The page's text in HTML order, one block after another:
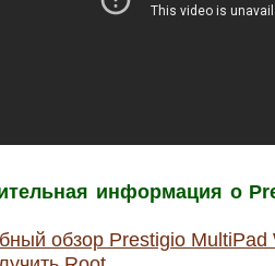
информация о
обзор Prestigio MultiPad